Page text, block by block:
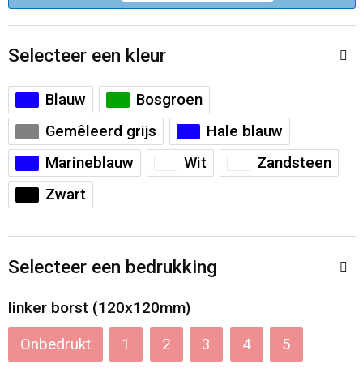
Reistassen
Accessoires voor tassen
Documententassen
Koeltassen en Koelboxen
Toilettassen
Sporttassen
Schoudertassen
Kledingtassen
Bodywarmers
Handschoenen en Sjaals
Been- en voetbescherming
Polo's
Overhemden
Ademhalingsbescherming
Selecteer een kleur
Blauw
Bosgroen
Gemêleerd grijs
Hale blauw
Marineblauw
Wit
Zandsteen
Zwart
Selecteer een bedrukking
linker borst (120x120mm)
Onbedrukt 1 2 3 4 5